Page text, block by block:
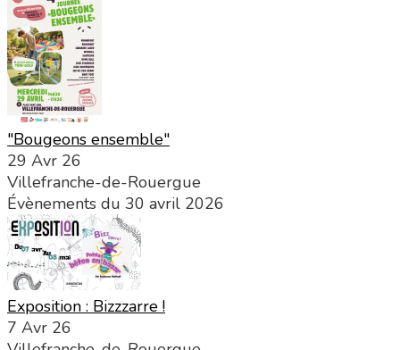
"Bougeons ensemble"
29 Avr 26
Villefranche-de-Rouergue
Évènements du 30 avril 2026
Exposition : Bizzzarre !
7 Avr 26